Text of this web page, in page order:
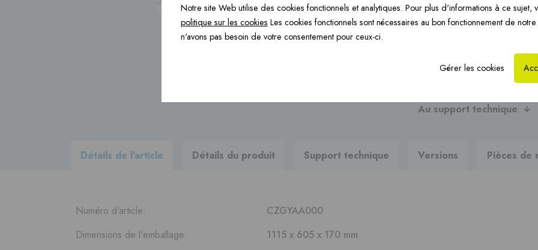
Produits de construction ›
notre progamme de livraison
Chauffage par le sol
›
CoxHYBRID PP 3CE ›
Vous recherchez des
Au support technique
Détails de l'article Détails du produit Support technique Versions Pièces de
Numéro d'article:
CZGYAA000
Dimensions de l'emballage:
1115 x 605 x 170 mm
Notre site Web utilise des cookies fonctionnels et analytiques. Pour plus d'informations à ce sujet,
politique sur les cookies Les cookies fonctionnels sont nécessaires au bon fonctionnement de
n'avons pas besoin de votre consentement pour ceux-ci.
Gérer les cookies